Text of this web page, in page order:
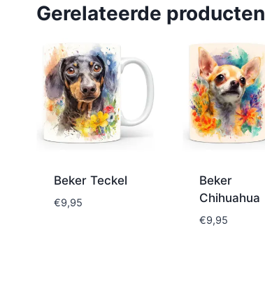
Gerelateerde producten
Beker Teckel
€9,95
Beker
Chihuahua
€9,95